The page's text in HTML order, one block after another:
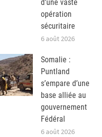
d’une vaste
opération
sécuritaire
6 août 2026
Somalie :
Puntland
s’empare d’une
base alliée au
gouvernement
Fédéral
6 août 2026